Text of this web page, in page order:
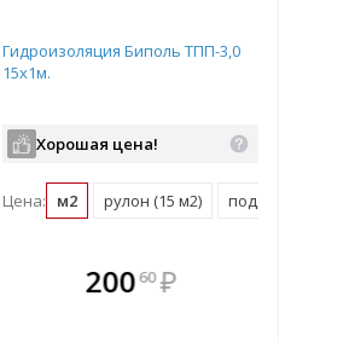
м2)
В комплекте
всегда выгоднее!
Гидроизоляция Биполь ТПП-3,0
15х1м.
Хорошая цена!
Цена: м2 рулон (15 м2) поддон (375 м2)
20060 ₽